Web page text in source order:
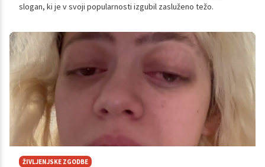
slogan, ki je v svoji popularnosti izgubil zasluženo težo.
ŽIVLJENJSKE ZGODBE